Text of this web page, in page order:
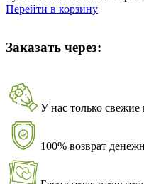
Перейти в корзину
Заказать через:
У нас только свежие
100% возврат